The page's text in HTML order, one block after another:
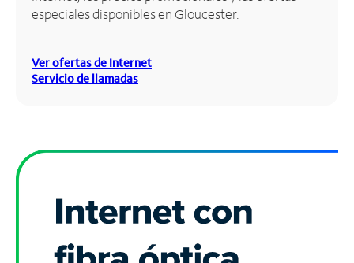
especiales disponibles en Gloucester.
Ver ofertas de Internet
Servicio de llamadas